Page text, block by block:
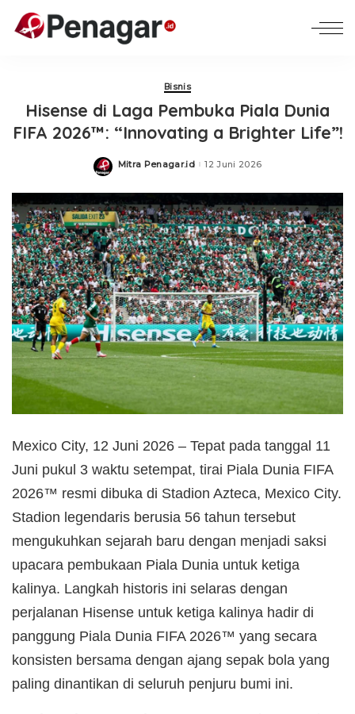
Bisnis
Hisense di Laga Pembuka Piala Dunia
FIFA 2026™: “Innovating a Brighter Life”!
Posted
Mitra Penagar.id 12 Juni 2026
Mexico City, 12 Juni 2026 – Tepat pada tanggal 11
Juni pukul 3 waktu setempat, tirai Piala Dunia FIFA
2026™ resmi dibuka di Stadion Azteca, Mexico City.
Stadion legendaris berusia 56 tahun tersebut
mengukuhkan sejarah baru dengan menjadi saksi
upacara pembukaan Piala Dunia untuk ketiga
kalinya. Langkah historis ini selaras dengan
perjalanan Hisense untuk ketiga kalinya hadir di
panggung Piala Dunia FIFA 2026™ yang secara
konsisten bersama dengan ajang sepak bola yang
paling dinantikan di seluruh penjuru bumi ini.